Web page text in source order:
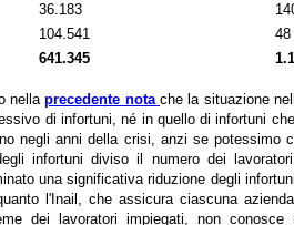
36.183
104.541
48
641.345
nellaprecedente notache la situazione
di infortuni, né in quello di infortuni
negli anni della crisi, anzi se potessimo
infortuni diviso il numero dei
una significativa riduzione degli
l'Inail, che assicura ciascuna
dei lavoratori impiegati, non